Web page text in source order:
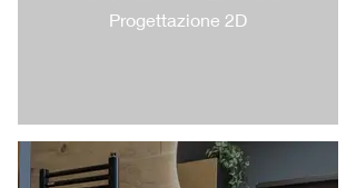
Progettazione 2D